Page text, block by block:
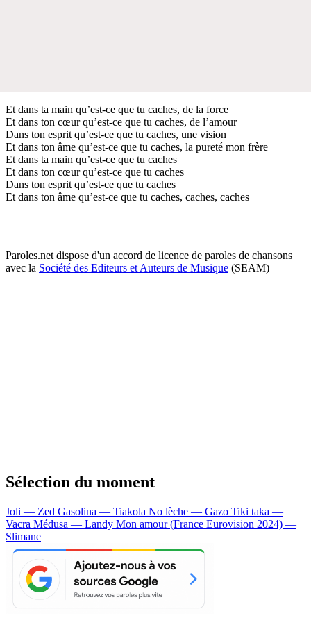
Et dans ta main qu’est-ce que tu caches, de la force
Et dans ton cœur qu’est-ce que tu caches, de l’amour
Dans ton esprit qu’est-ce que tu caches, une vision
Et dans ton âme qu’est-ce que tu caches, la pureté mon frère
Et dans ta main qu’est-ce que tu caches
Et dans ton cœur qu’est-ce que tu caches
Dans ton esprit qu’est-ce que tu caches
Et dans ton âme qu’est-ce que tu caches, caches, caches
Paroles.net dispose d'un accord de licence de paroles de chansons
avec la Société des Editeurs et Auteurs de Musique (SEAM)
Sélection du moment
Joli — Zed Gasolina — Tiakola No lèche — Gazo Tiki taka —
Vacra Médusa — Landy Mon amour (France Eurovision 2024) —
Slimane